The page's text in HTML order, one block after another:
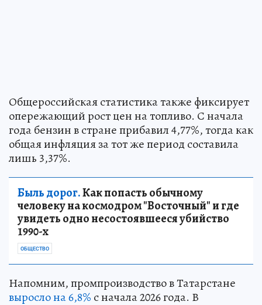
Общероссийская статистика также фиксирует
опережающий рост цен на топливо. С начала
года бензин в стране прибавил 4,77%, тогда как
общая инфляция за тот же период составила
лишь 3,37%.
Быль дорог.Как попасть обычному
человеку на космодром "Восточный" и где
увидеть одно несостоявшееся убийство
1990-х
ОБЩЕСТВО
Напомним, промпроизводство в Татарстане
выросло на 6,8% с начала 2026 года. В